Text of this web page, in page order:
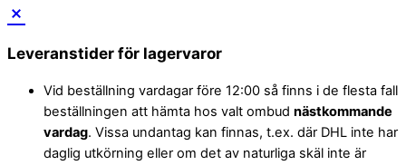
Leveranstider för lagervaror
Vid beställning vardagar före 12:00 så finns i de flesta fall
beställningen att hämta hos valt ombud nästkommande
vardag. Vissa undantag kan finnas, t.ex. där DHL inte har
daglig utkörning eller om det av naturliga skäl inte är